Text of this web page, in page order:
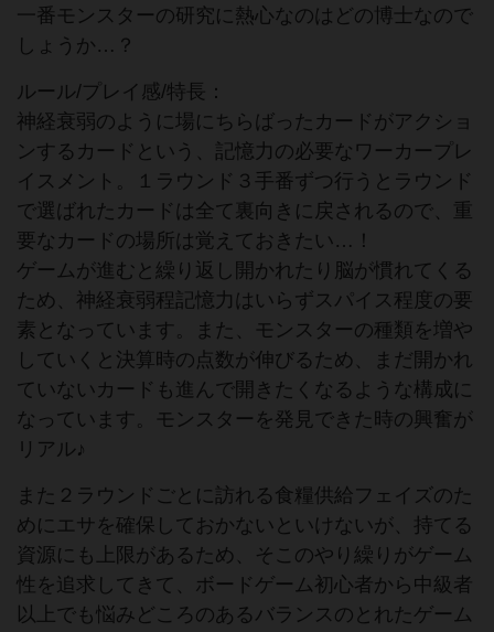
一番モンスターの研究に熱心なのはどの博士なので
しょうか…？
ルール/プレイ感/特長：
神経衰弱のように場にちらばったカードがアクショ
ンするカードという、記憶力の必要なワーカープレ
イスメント。１ラウンド３手番ずつ行うとラウンド
で選ばれたカードは全て裏向きに戻されるので、重
要なカードの場所は覚えておきたい…！
ゲームが進むと繰り返し開かれたり脳が慣れてくる
ため、神経衰弱程記憶力はいらずスパイス程度の要
素となっています。また、モンスターの種類を増や
していくと決算時の点数が伸びるため、まだ開かれ
ていないカードも進んで開きたくなるような構成に
なっています。モンスターを発見できた時の興奮が
リアル♪
また２ラウンドごとに訪れる食糧供給フェイズのた
めにエサを確保しておかないといけないが、持てる
資源にも上限があるため、そこのやり繰りがゲーム
性を追求してきて、ボードゲーム初心者から中級者
以上でも悩みどころのあるバランスのとれたゲーム